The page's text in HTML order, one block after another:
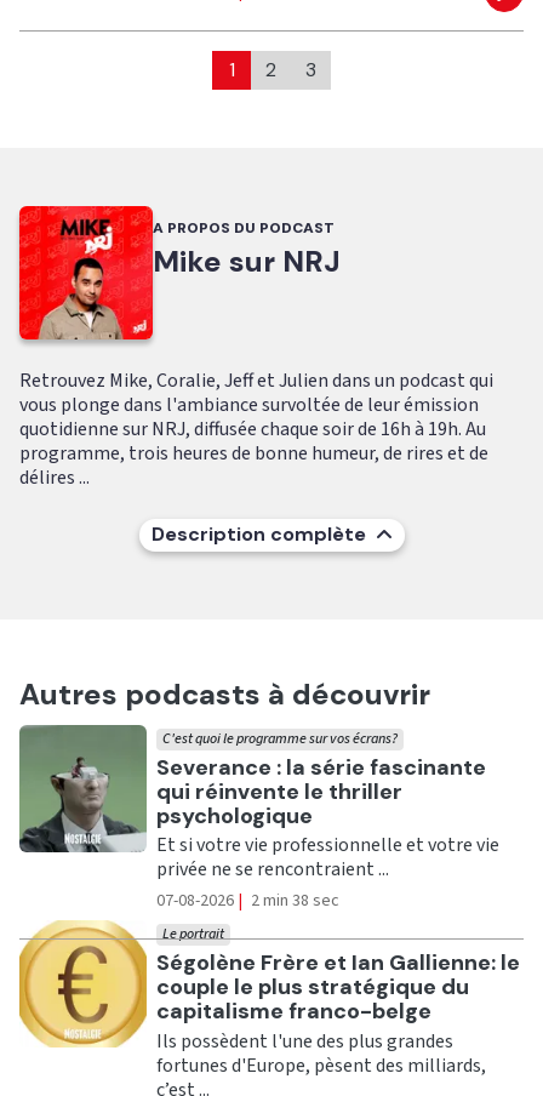
1 2 3
A PROPOS DU PODCAST
Mike sur NRJ
Retrouvez Mike, Coralie, Jeff et Julien dans un podcast qui
vous plonge dans l'ambiance survoltée de leur émission
quotidienne sur NRJ, diffusée chaque soir de 16h à 19h. Au
programme, trois heures de bonne humeur, de rires et de
délires ...
Description complète
Autres podcasts à découvrir
Ecouter
Severance : la série fascinante
qui réinvente le thriller
psychologique
C'est quoi le programme sur vos écrans?
Et si votre vie professionnelle et votre vie
privée ne se rencontraient ...
07-08-2026 | 2 min 38 sec
Ecouter
Ségolène Frère et Ian Gallienne: le
couple le plus stratégique du
capitalisme franco-belge
Le portrait
Ils possèdent l'une des plus grandes
fortunes d'Europe, pèsent des milliards,
c’est ...